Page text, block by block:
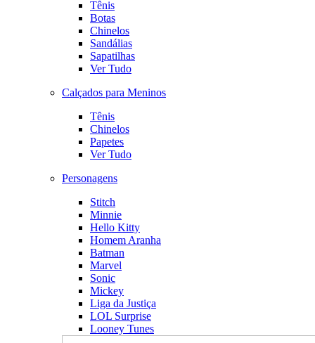
Tênis
Botas
Chinelos
Sandálias
Sapatilhas
Ver Tudo
Calçados para Meninos
Tênis
Chinelos
Papetes
Ver Tudo
Personagens
Stitch
Minnie
Hello Kitty
Homem Aranha
Batman
Marvel
Sonic
Mickey
Liga da Justiça
LOL Surprise
Looney Tunes